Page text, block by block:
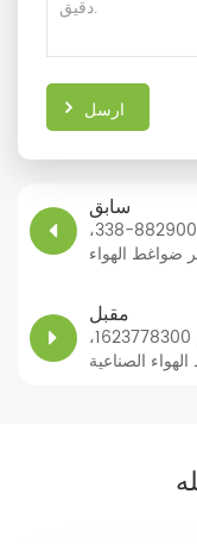
ارسل
سابق
خرطوشة فلتر هواء قابلة للتخصيص 88290002-338،
مقبل
خرطوشة فلتر هواء قابلة للتخصيص رقم 1623778300،